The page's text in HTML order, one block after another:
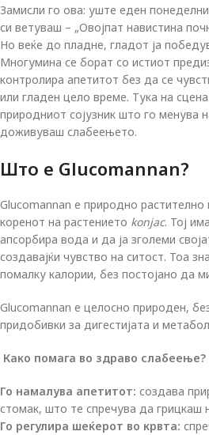
Замисли го ова: уште еден
си ветуваш – „Овојпат навистина
Но веќе до пладне, гладот ја
Многумина се борат со истиот
контролира апетитот без да се
или гладен цело време. Тука на
природниот сојузник што го менува
доживуваш слабеењето.
Што е Glucomannan?
Glucomannan е природно
коренот на растението konjac. Тој
апсорбира вода и да ја зголеми
создавајќи чувство на ситост. Тоа
помалку калории, без постојано да
Glucomannan е целосно природен,
придобивки за дигестијата и
Како помага во здраво слабеење?
Го намалува апетитот: создава
стомак, што те спречува да грицкаш
Го регулира шеќерот во крвта: